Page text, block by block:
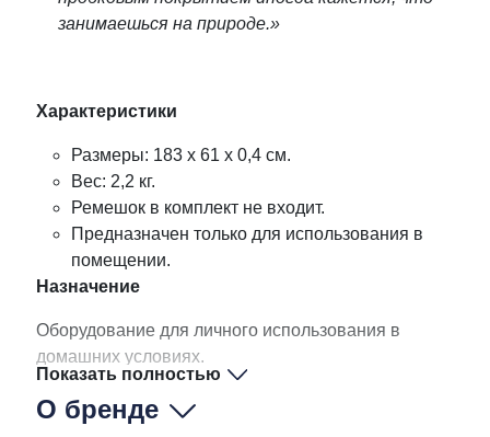
занимаешься на природе.»
Характеристики
Размеры: 183 x 61 х 0,4 см.
Вес: 2,2 кг.
Ремешок в комплект не входит.
Предназначен только для использования в
помещении.
Назначение
Оборудование для личного использования в
домашних условиях.
Показать полностью
О бренде